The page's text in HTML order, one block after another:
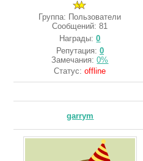
Группа: Пользователи
Сообщений:81
Награды:0
Репутация: 0
Замечания:0%
Статус:offline
garrym